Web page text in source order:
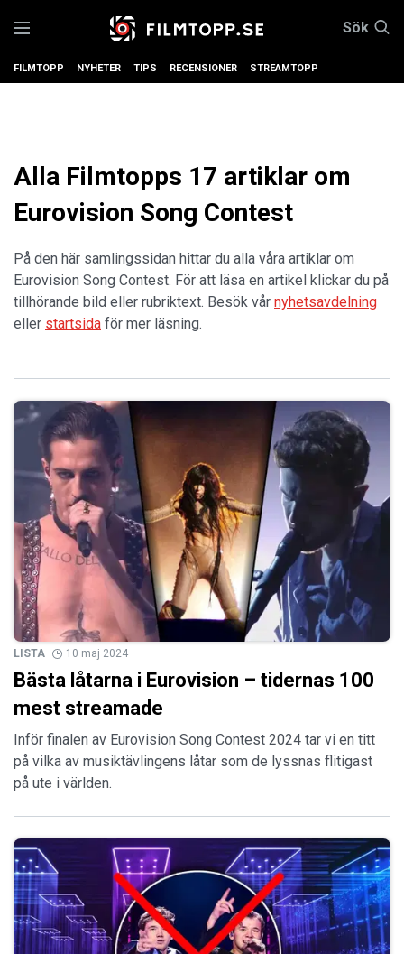
Sök
FILMTOPP NYHETER TIPS RECENSIONER STREAMTOPP
Alla Filmtopps 17 artiklar om
Eurovision Song Contest
På den här samlingssidan hittar du alla våra artiklar om
Eurovision Song Contest. För att läsa en artikel klickar du på
tillhörande bild eller rubriktext. Besök vår nyhetsavdelning
eller startsida för mer läsning.
LISTA 10 maj 2024
Bästa låtarna i Eurovision – tidernas 100
mest streamade
Inför finalen av Eurovision Song Contest 2024 tar vi en titt
på vilka av musiktävlingens låtar som de lyssnas flitigast
på ute i världen.